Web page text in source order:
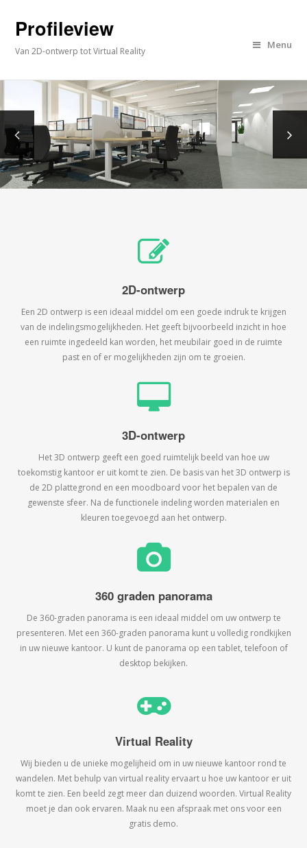
Profileview
Van 2D-ontwerp tot Virtual Reality
Menu
2D-ontwerp
Een 2D ontwerp is een ideaal middel om een goede indruk te krijgen
van de indelingsmogelijkheden. Het geeft bijvoorbeeld inzicht in hoe
een ruimte ingedeeld kan worden, het meubilair goed in de ruimte
past en of er mogelijkheden zijn om te groeien.
3D-ontwerp
Het 3D ontwerp geeft een goed ruimtelijk beeld van hoe uw
toekomstig kantoor er uit komt te zien. De basis van het 3D ontwerp is
de 2D plattegrond en een moodboard voor het bepalen van de
gewenste sfeer. Na de functionele indeling worden materialen en
kleuren toegevoegd aan het ontwerp.
360 graden panorama
De 360-graden panorama is een ideaal middel om uw ontwerp te
presenteren. Met een 360-graden panorama kunt u volledig rondkijken
in uw nieuwe kantoor. U kunt de panorama op een tablet, telefoon of
desktop bekijken.
Virtual Reality
Wij bieden u de unieke mogelijheid om in uw nieuwe kantoor rond te
wandelen. Met behulp van virtual reality ervaart u hoe uw kantoor er uit
komt te zien. Een beeld zegt meer dan duizend woorden. Virtual Reality
moet je dan ook ervaren. Maak nu een afspraak met ons voor een
gratis demo.